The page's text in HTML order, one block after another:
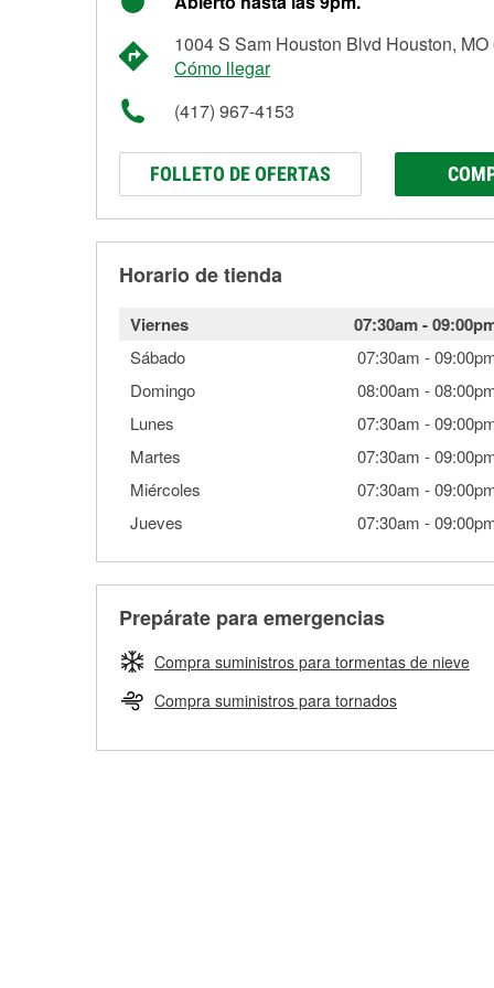
1004 S Sam Houston Blvd Houston, MO
Cómo llegar
(417) 967-4153
FOLLETO DE OFERTAS
Horario de tienda
Viernes 07:30am-
Sábado 07:30am -
Domingo
08:00am -
Lunes
07:30am -
Martes
07:30am -
Miércoles
07:30am -
Jueves
07:30am -
Prepárate para emergencias
Compra suministros para tormentas de nieve
Compra suministros para tornados